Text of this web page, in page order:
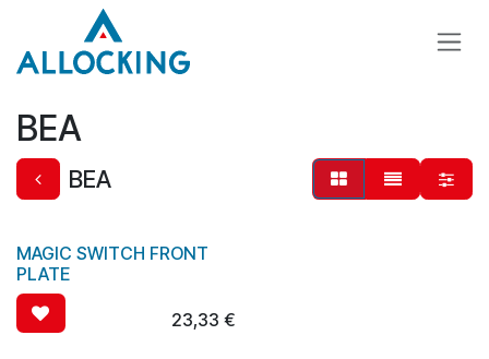
Se rendre au contenu
BEA
BEA
MAGIC SWITCH FRONT
PLATE
23,33 €